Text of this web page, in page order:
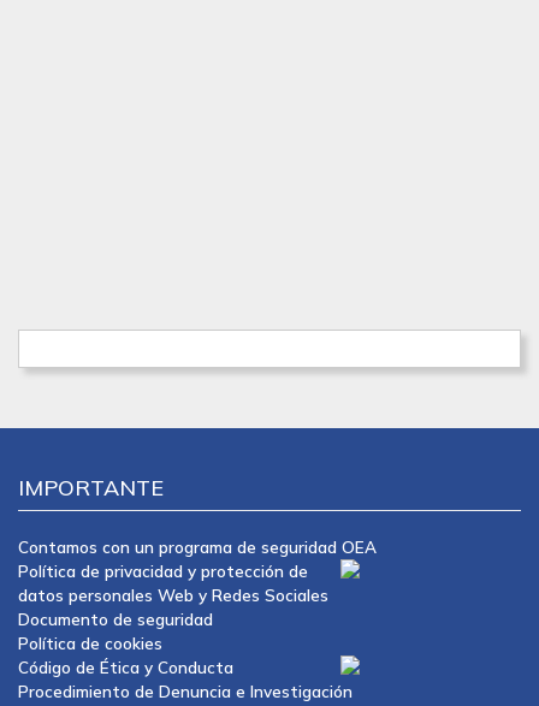
IMPORTANTE
Contamos con un programa de seguridad OEA
Política de privacidad y protección de
datos personales Web y Redes Sociales
Documento de seguridad
Política de cookies
Código de Ética y Conducta
Procedimiento de Denuncia e Investigación